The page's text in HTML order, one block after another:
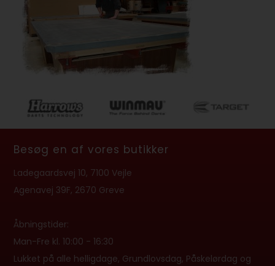
Besøg en af vores butikker
Ladegaardsvej 10, 7100 Vejle
Agenavej 39F, 2670 Greve
Åbningstider:
Man-Fre kl. 10:00 - 16:30
Lukket på alle helligdage, Grundlovsdag, Påskelørdag og